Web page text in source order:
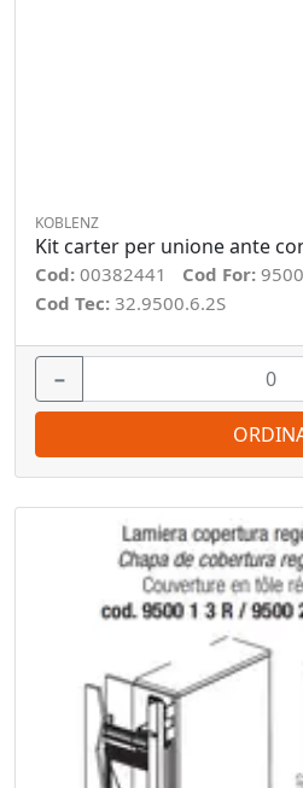
KOBLENZ
Kit carter per unione ante
Cod: 00382441 Cod For:
Cod Tec: 32.9500.6.2S
−